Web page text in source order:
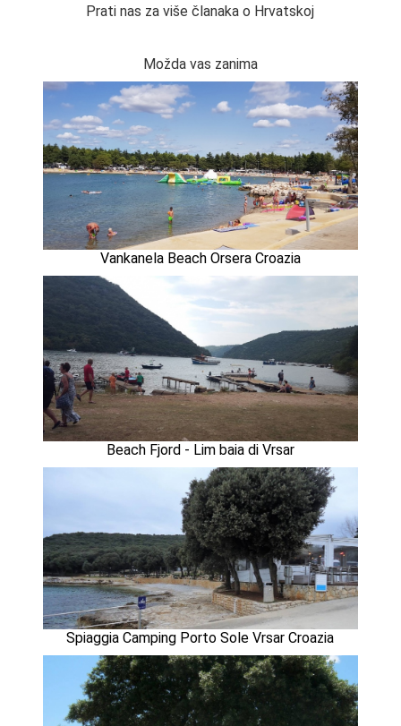
Prati nas za više članaka o Hrvatskoj
Možda vas zanima
Vankanela Beach Orsera Croazia
Beach Fjord - Lim baia di Vrsar
Spiaggia Camping Porto Sole Vrsar Croazia